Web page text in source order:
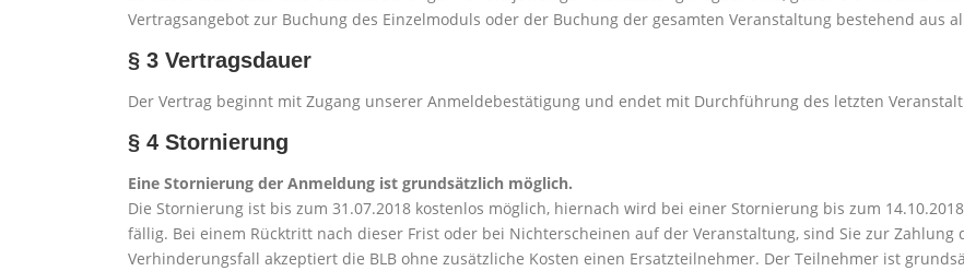
Vertragsangebot zur Buchung des Einzelmoduls oder der Buchung der gesamten Veranstaltung bestehend aus
§ 3 Vertragsdauer
Der Vertrag beginnt mit Zugang unserer Anmeldebestätigung und endet mit Durchführung des letzten
§ 4 Stornierung
Eine Stornierung der Anmeldung ist grundsätzlich möglich.
Die Stornierung ist bis zum 31.07.2018 kostenlos möglich, hiernach wird bei einer Stornierung bis zum
fällig. Bei einem Rücktritt nach dieser Frist oder bei Nichterscheinen auf der Veranstaltung, sind Sie zur
Verhinderungsfall akzeptiert die BLB ohne zusätzliche Kosten einen Ersatzteilnehmer. Der Teilnehmer ist